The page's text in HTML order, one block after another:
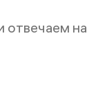
на